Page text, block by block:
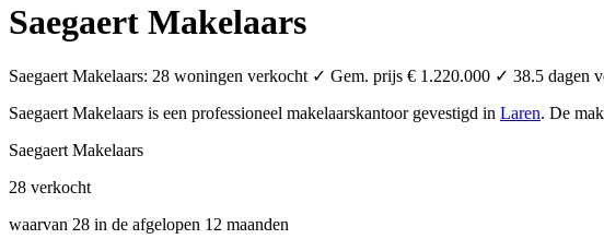
Saegaert Makelaars
Saegaert Makelaars: 28 woningen verkocht ✓ Gem. prijs € 1.220.000 ✓ 38.5
Saegaert Makelaars is een professioneel makelaarskantoor gevestigd in Laren. De
Saegaert Makelaars
28 verkocht
waarvan 28 in de afgelopen 12 maanden